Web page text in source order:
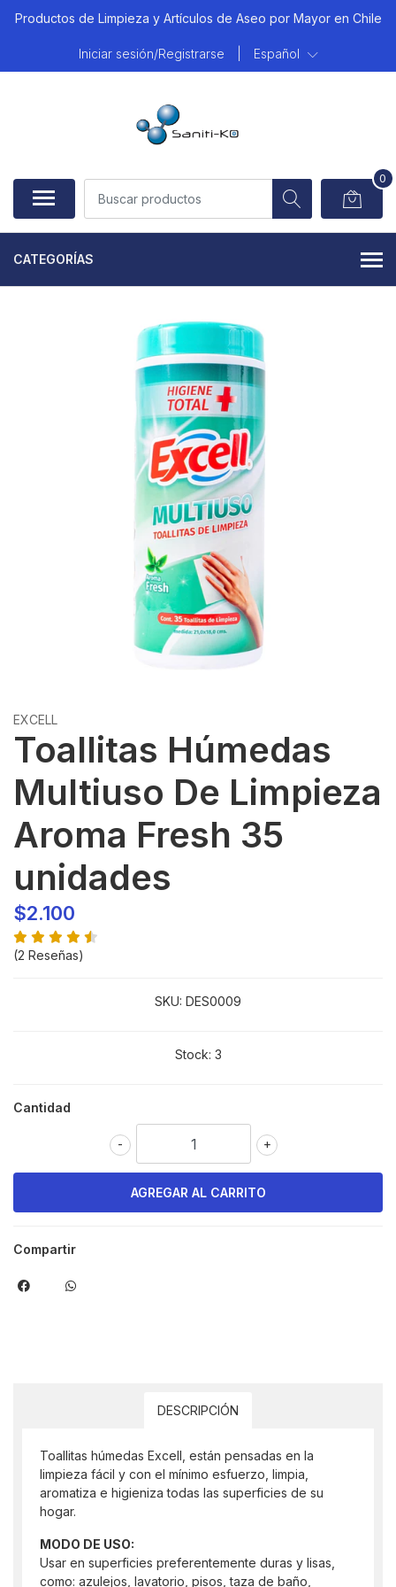
Productos de Limpieza y Artículos de Aseo por Mayor en Chile
Iniciar sesión/Registrarse Español
0
CATEGORÍAS
EXCELL
Toallitas Húmedas
Multiuso De Limpieza
Aroma Fresh 35
unidades
$2.100
(2 Reseñas)
SKU: DES0009
Stock: 3
Cantidad
+
-
Compartir
DESCRIPCIÓN
Toallitas húmedas Excell, están pensadas en la
limpieza fácil y con el mínimo esfuerzo, limpia,
aromatiza e higieniza todas las superficies de su
hogar.
MODO DE USO:
Usar en superficies preferentemente duras y lisas,
como: azulejos, lavatorio, pisos, taza de baño,